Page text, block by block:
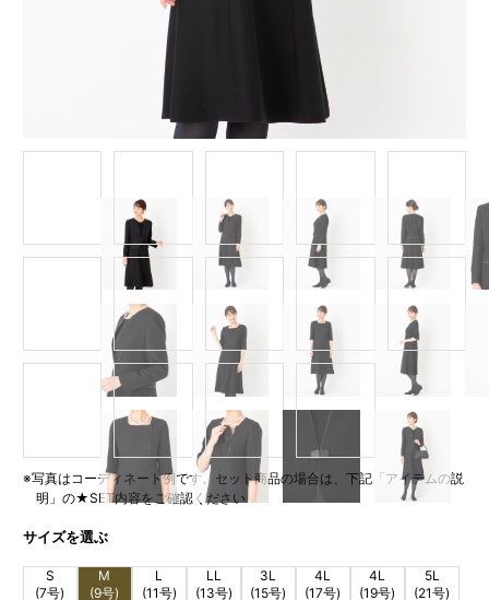
※写真はコーディネート例です。セット商品の場合は、下記「アイテムの説
明」の★SET内容をご確認ください
サイズを選ぶ
S
(7号)
M
(9号)
L
(11号)
LL
(13号)
3L
(15号)
4L
(17号)
4L
(19号)
5L
(21号)